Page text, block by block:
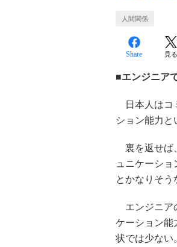
人間関係
Share 見る
■エンジニア
日本人はコ
ション能力と
裏を返せば
ュニケーシ
とかなりそう
エンジニア
ケーション能
状では少ない